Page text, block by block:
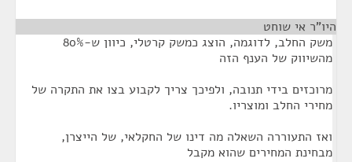
היו"ר אי שוחט
משק החלב, לדוגמה, הוצג כמשק קרטלי, כיוון ש-80%
מהשיווק של הענף הזה
מרוכזים בידי תנובה, ולפיכך צריך לקבוע בצו את התקרה של
מחירי החלב ומוצריו.
ואז התעוררה השאלה מה דינו של החקלאי, של הייצרן,
מבחינת המחירים שהוא מקבל